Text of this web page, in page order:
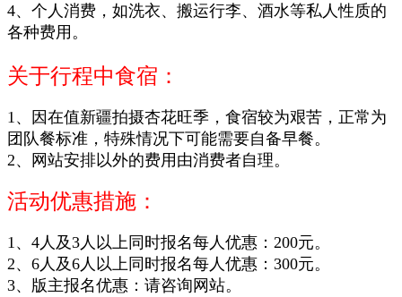
4、个人消费，如洗衣、搬运行李、酒水等私人性质的
各种费用。
关于行程中食宿：
1、因在值新疆拍摄杏花旺季， 食宿较为艰苦，正常为
团队餐标准，特殊情况下可能需要自备早餐。
2、网站安排以外的费用由消费者自理。
活动优惠措施：
1、4人及3人以上同时报名每人优惠：200元。
2、6人及6人以上同时报名每人优惠：300元。
3、版主报名优惠： 请咨询网站。